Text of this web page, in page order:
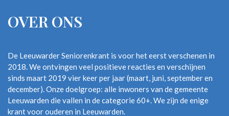
OVER ONS
De Leeuwarder Seniorenkrant is voor het eerst verschenen in
2018. We ontvingen veel positieve reacties en verschijnen
sinds maart 2019 vier keer per jaar (maart, juni, september en
december). Onze doelgroep: alle inwoners van de gemeente
Leeuwarden die vallen in de categorie 60+. We zijn de enige
krant voor ouderen in Leeuwarden.